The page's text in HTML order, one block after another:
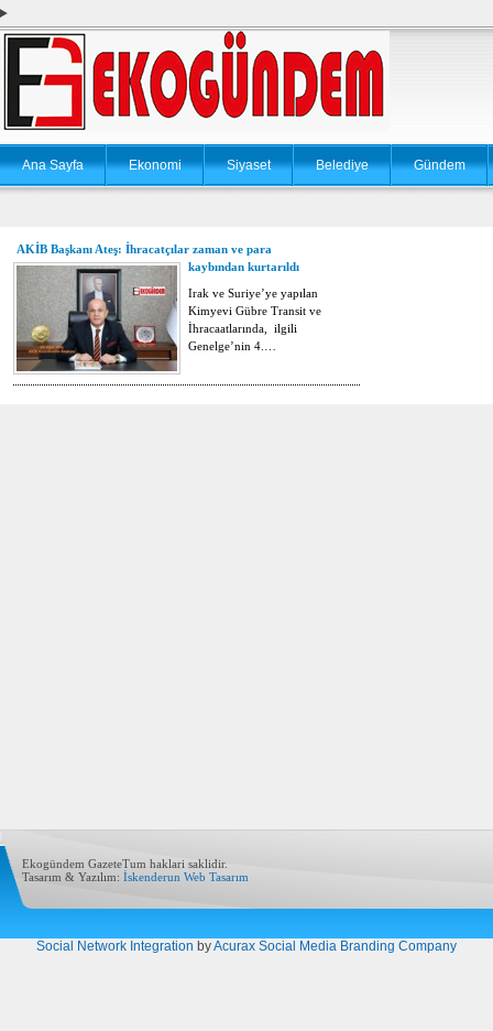
Ana Sayfa Ekonomi Siyaset Belediye Gündem
AKİB Başkanı Ateş: İhracatçılar zaman ve para
kaybından kurtarıldı
Irak ve Suriye’ye yapılan
Kimyevi Gübre Transit ve
İhracaatlarında, ilgili
Genelge’nin 4.…
Ekogündem GazeteTum haklari saklidir.
Tasarım & Yazılım: İskenderun Web Tasarım
Social Network Integration byAcurax Social Media Branding Company